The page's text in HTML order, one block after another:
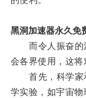
黑洞加速器永久免
而令人振奋的
会各界使用，这将
首先，科学家
学实验，如宇宙物